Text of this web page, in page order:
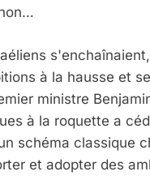
à la hausse et
ministre
à la roquette a
schéma classique
et adopter des